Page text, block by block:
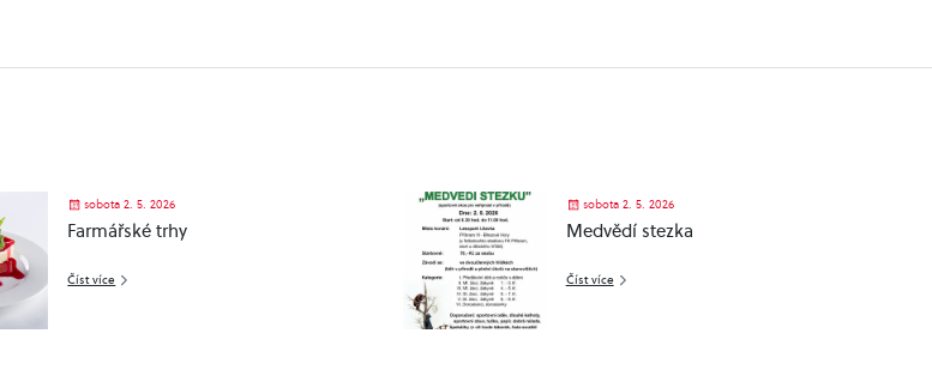
sobota 2. 5. 2026
Farmářské trhy
Číst více
sobota 2. 5. 2026
Medvědí stezka
Číst více